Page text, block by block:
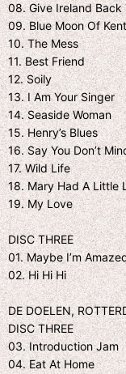
08. Give Ireland Back
09. Blue Moon Of
10. The Mess
11. Best Friend
12. Soily
13. I Am Your Singer
14. Seaside Woman
15. Henry’s Blues
16. Say You Don’t
17. Wild Life
18. Mary Had A Little
19. My Love
DISC THREE
01. Maybe I’m
02. Hi Hi Hi
DE DOELEN,
DISC THREE
03. Introduction Jam
04. Eat At Home